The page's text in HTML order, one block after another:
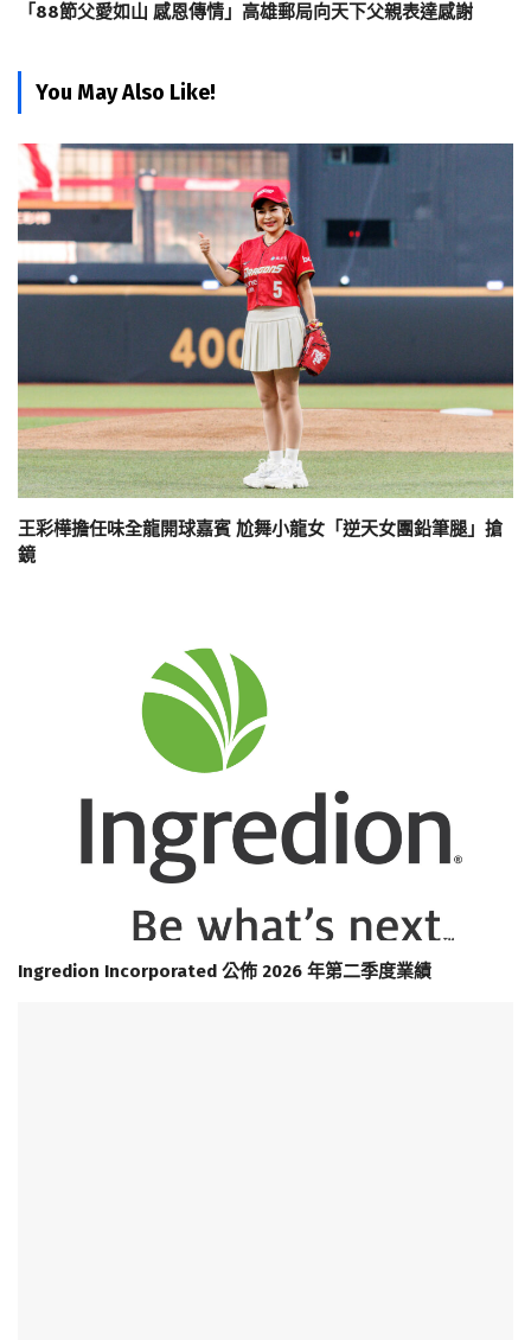
「88節父愛如山 感恩傳情」高雄郵局向天下父親表達感謝
You May Also Like!
王彩樺擔任味全龍開球嘉賓 尬舞小龍女「逆天女團鉛筆腿」搶
鏡
Ingredion Incorporated 公佈 2026 年第二季度業績